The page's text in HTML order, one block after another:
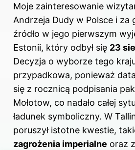
Moje zainteresowanie
Andrzeja Dudy w Polsce i za
źródło w jego pierwszym
Estonii, który odbył się 23
Decyzja o wyborze tego
przypadkowa, ponieważ
się z rocznicą podpisania
Mołotow, co nadało całej
ładunek symboliczny. W
poruszył istotne kwestie,
zagrożenia imperialne oraz